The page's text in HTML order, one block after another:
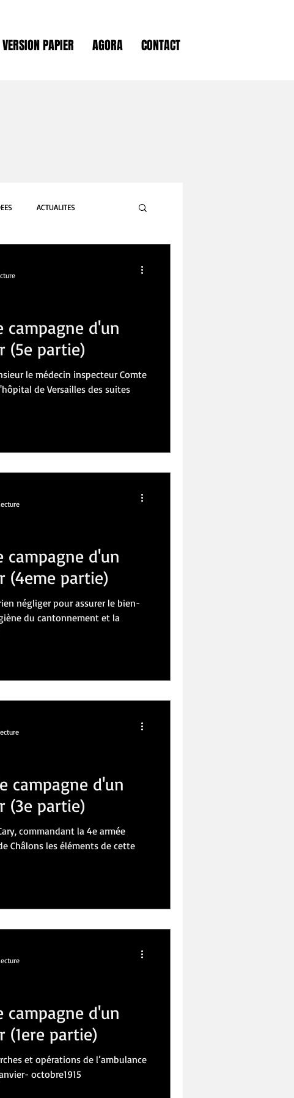
VERSION PAPIER AGORA CONTACT
ACTUALITES
campagne d'un
(5e partie)
le médecin inspecteur Comte
de Versailles des suites
campagne d'un
(4eme partie)
négliger pour assurer le bien-
du cantonnement et la
campagne d'un
(3e partie)
armée
Châlons les éléments de cette
campagne d'un
(1ere partie)
et opérations de l’ambulance
octobre1915